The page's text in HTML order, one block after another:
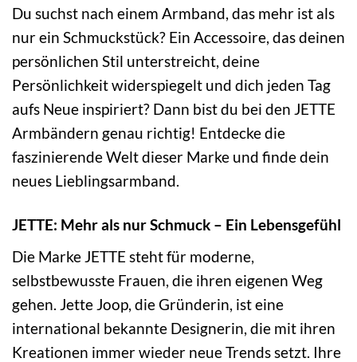
Du suchst nach einem Armband, das mehr ist als
nur ein Schmuckstück? Ein Accessoire, das deinen
persönlichen Stil unterstreicht, deine
Persönlichkeit widerspiegelt und dich jeden Tag
aufs Neue inspiriert? Dann bist du bei den JETTE
Armbändern genau richtig! Entdecke die
faszinierende Welt dieser Marke und finde dein
neues Lieblingsarmband.
JETTE: Mehr als nur Schmuck – Ein Lebensgefühl
Die Marke JETTE steht für moderne,
selbstbewusste Frauen, die ihren eigenen Weg
gehen. Jette Joop, die Gründerin, ist eine
international bekannte Designerin, die mit ihren
Kreationen immer wieder neue Trends setzt. Ihre